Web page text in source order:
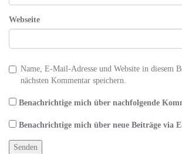
Webseite
Name, E-Mail-Adresse und Website in diesem
nächsten Kommentar speichern.
Benachrichtige mich über nachfolgende
Benachrichtige mich über neue Beiträge via